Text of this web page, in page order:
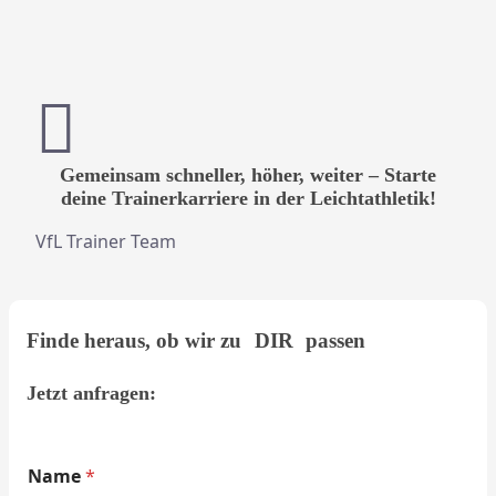
Gemeinsam schneller, höher, weiter – Starte
deine Trainerkarriere in der Leichtathletik!
VfL Trainer Team
Finde heraus, ob wir zu DIR passen
Jetzt anfragen:
o
Name*